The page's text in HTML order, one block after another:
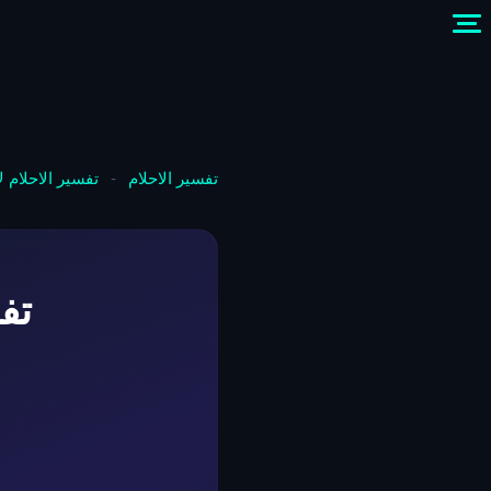
تفسير الاحلام - تفسير